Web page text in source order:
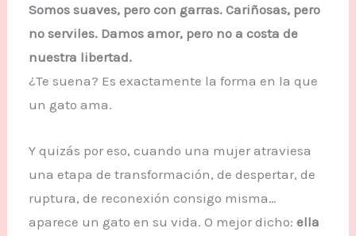
Somos suaves, pero con garras. Cariñosas, pero
no serviles. Damos amor, pero no a costa de
nuestra libertad.
¿Te suena? Es exactamente la forma en la que
un gato ama.
Y quizás por eso, cuando una mujer atraviesa
una etapa de transformación, de despertar, de
ruptura, de reconexión consigo misma…
aparece un gato en su vida. O mejor dicho:ella